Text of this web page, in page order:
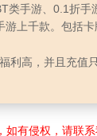
类手游、0.1折
上千款。包括
利高，并且充值
有侵权，请联